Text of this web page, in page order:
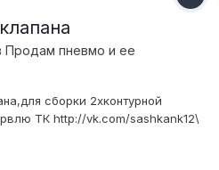
Продам пневмо и ее
сборки 2хконтурной
ТК http://vk.com/sashkank12\